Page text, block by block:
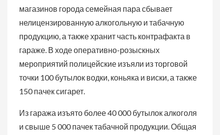
магазинов города семейная пара сбывает
нелицензированную алкогольную и табачную
продукцию, а также хранит часть контрафакта в
гараже. В ходе оперативно-розыскных
мероприятий полицейские изъяли из торговой
точки 100 бутылок водки, коньяка и виски, а также
150 пачек сигарет.
Из гаража изъято более 40 000 бутылок алкоголя
и свыше 5 000 пачек табачной продукции. Общая